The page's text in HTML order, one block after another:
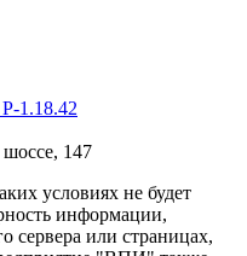
1.18.42
147
условиях не будет
информации,
сервера или страницах,